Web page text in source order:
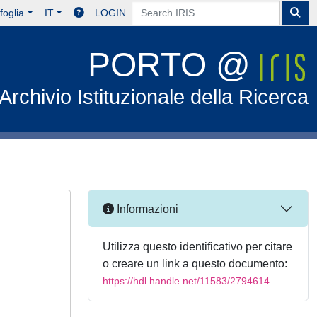
IT LOGIN
PORTO @
Istituzionale della Ricerca
Informazioni
Utilizza questo identificativo per citare
o creare un link a questo documento:
https://hdl.handle.net/11583/2794614